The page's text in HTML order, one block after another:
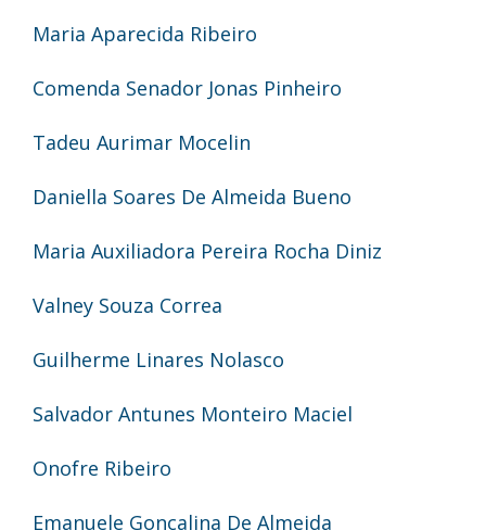
Maria Aparecida Ribeiro
Comenda Senador Jonas Pinheiro
Tadeu Aurimar Mocelin
Daniella Soares De Almeida Bueno
Maria Auxiliadora Pereira Rocha Diniz
Valney Souza Correa
Guilherme Linares Nolasco
Salvador Antunes Monteiro Maciel
Onofre Ribeiro
Emanuele Gonçalina De Almeida